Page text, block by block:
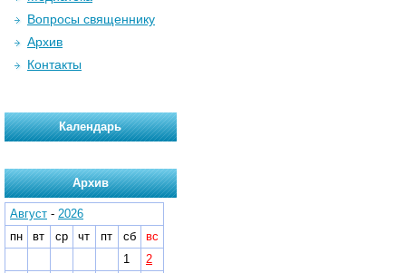
Вопросы священнику
Архив
Контакты
Календарь
Архив
Август - 2026
пн
вт ср чт пт сб
вс
1
2